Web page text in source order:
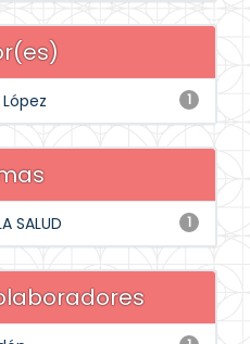
1
1
SALUD